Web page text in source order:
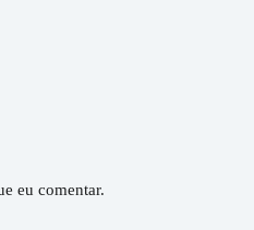
eu comentar.